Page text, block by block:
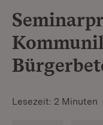
Lesezeit: 2 Minuten